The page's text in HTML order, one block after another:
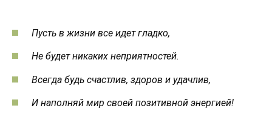
Пусть в жизни все идет гладко,
Не будет никаких неприятностей.
Всегда будь счастлив, здоров и удачлив,
И наполняй мир своей позитивной энергией!